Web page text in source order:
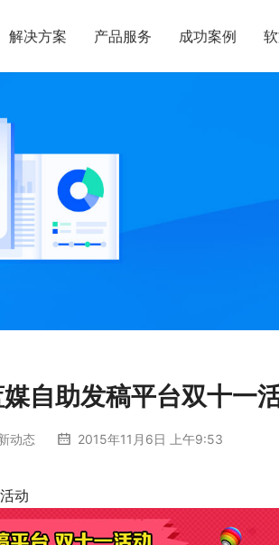
解决方案 产品服务 成功案例
自助发稿平台双十一
动态 2015年11月6日 上午9:53
动